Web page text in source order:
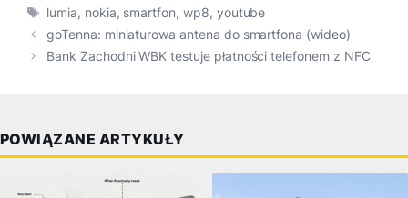
Tagi
lumia, nokia, smartfon, wp8, youtube
goTenna: miniaturowa antena do smartfona (wideo)
Bank Zachodni WBK testuje płatności telefonem z NFC
POWIĄZANE ARTYKUŁY